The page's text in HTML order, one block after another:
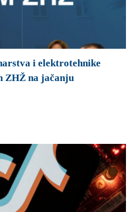
i elektrotehnike
ZHŽ na jačanju